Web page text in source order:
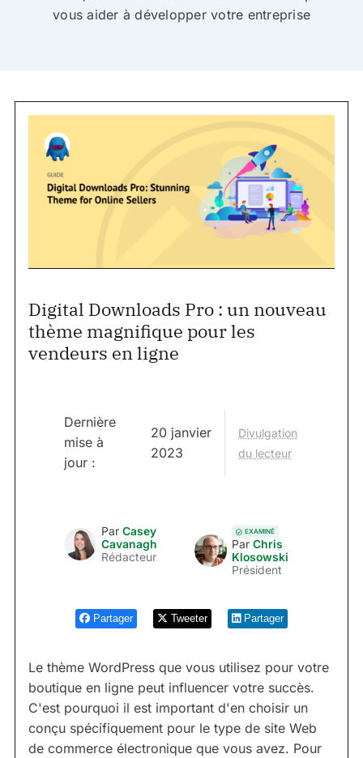
vous aider à développer votre entreprise
Digital Downloads Pro : un nouveau
thème magnifique pour les
vendeurs en ligne
Dernière
mise à
jour :
20 janvier
2023
Divulgation
du lecteur
Par Casey
Cavanagh
Rédacteur
EXAMINÉ
Par Chris
Klosowski
Président
Partager Tweeter Partager
Le thème WordPress que vous utilisez pour votre
boutique en ligne peut influencer votre succès.
C'est pourquoi il est important d'en choisir un
conçu spécifiquement pour le type de site Web
de commerce électronique que vous avez. Pour